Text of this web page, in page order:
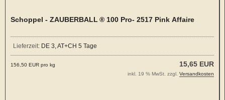
Schoppel - ZAUBERBALL ® 100 Pro- 2517 Pink Affaire
Lieferzeit: DE 3, AT+CH 5 Tage
15,65 EUR
156,50 EUR pro kg
inkl. 19 % MwSt. zzgl. Versandkosten